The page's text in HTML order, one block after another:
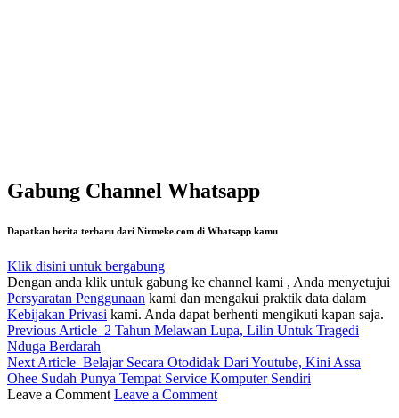
Gabung Channel Whatsapp
Dapatkan berita terbaru dari Nirmeke.com di Whatsapp kamu
Klik disini untuk bergabung
Dengan anda klik untuk gabung ke channel kami , Anda menyetujui
Persyaratan Penggunaan kami dan mengakui praktik data dalam
Kebijakan Privasi kami. Anda dapat berhenti mengikuti kapan saja.
Previous Article 2 Tahun Melawan Lupa, Lilin Untuk Tragedi
Nduga Berdarah
Next Article Belajar Secara Otodidak Dari Youtube, Kini Assa
Ohee Sudah Punya Tempat Service Komputer Sendiri
Leave a Comment Leave a Comment